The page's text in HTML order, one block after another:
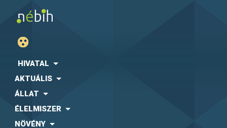
HIVATAL
AKTUÁLIS
ÁLLAT
ÉLELMISZER
NÖVÉNY